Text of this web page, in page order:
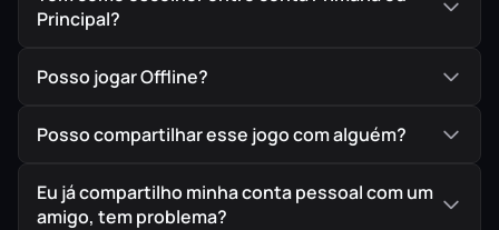
Principal?
Posso jogar Offline?
Posso compartilhar esse jogo com alguém?
Eu já compartilho minha conta pessoal com um
amigo, tem problema?